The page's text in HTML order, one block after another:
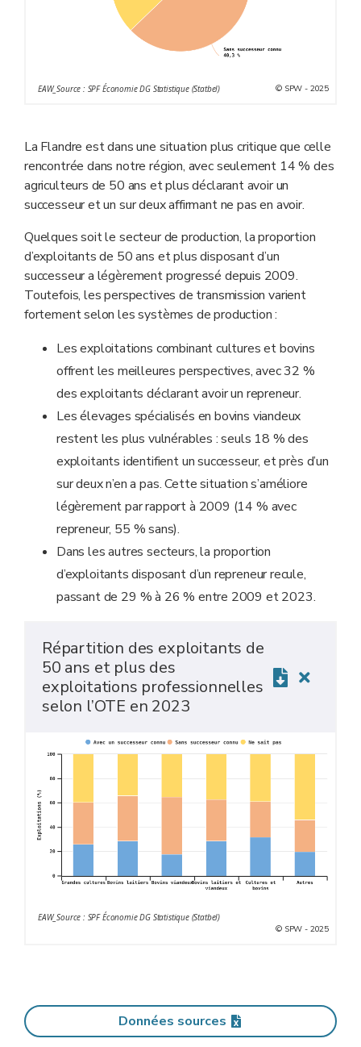
EAW_Source : SPF Économie DG Statistique (Statbel) © SPW - 2025
La Flandre est dans une situation plus critique que celle
rencontrée dans notre région, avec seulement 14% des
agriculteurs de 50 ans et plus déclarant avoir un
successeur et un sur deux affirmant ne pas en avoir.
Quelques soit le secteur de production, la proportion
d’exploitantsde 50 ans et plus disposant d’un
successeura légèrement progressé depuis 2009.
Toutefois, les perspectives de transmission varient
fortement selon les systèmes de production :
Les exploitations combinant cultures et bovins
offrent les meilleures perspectives, avec 32 %
des exploitants déclarant avoir un repreneur.
Les élevages spécialisés en bovins viandeux
restent les plus vulnérables : seuls 18 % des
exploitants identifient un successeur, et près d’un
sur deux n’en a pas. Cette situation s’améliore
légèrement par rapport à 2009 (14 % avec
repreneur, 55 % sans).
Dans les autres secteurs, la proportion
d’exploitants disposant d’un repreneur recule,
passant de 29 % à 26 % entre 2009 et 2023.
Répartition des exploitants de
50 ans et plus des
exploitations professionnelles
selon l’OTE en 2023
EAW_Source : SPF Économie DG Statistique (Statbel)
© SPW - 2025
Données sources